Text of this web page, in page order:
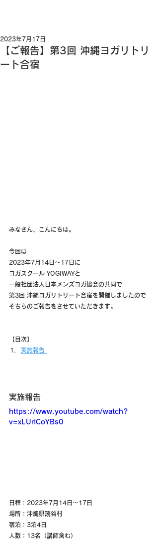
【ご報告】第3回 沖縄ヨガリトリ
ート合宿
2023年7月17日
みなさん、こんにちは。
今回は
2023年7月14日〜17日に
ヨガスクール YOGIWAYと
一般社団法人日本メンズヨガ協会の共同で
第3回 沖縄ヨガリトリート合宿を開催しましたので
そちらのご報告をさせていただきます。
【目次】
実施報告
実施報告
https://www.youtube.com/watch?
v=xLUrICoYBs0
日程：2023年7月14日〜17日
場所：沖縄県読谷村
宿泊：3泊4日
人数：13名（講師含む）